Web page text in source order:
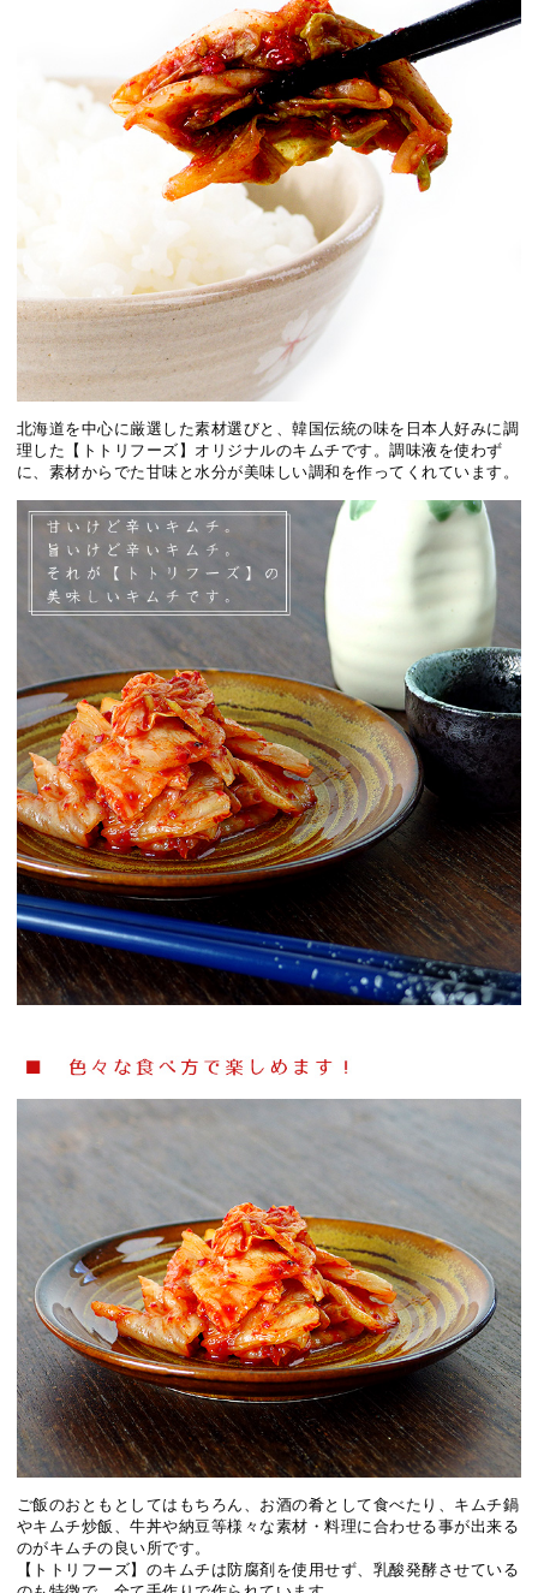
北海道を中心に厳選した素材選びと、韓国伝統の味を日本人好みに調
理した【トトリフーズ】オリジナルのキムチです。調味液を使わず
に、素材からでた甘味と水分が美味しい調和を作ってくれています。
ご飯のおともとしてはもちろん、お酒の肴として食べたり、キムチ鍋
やキムチ炒飯、牛丼や納豆等様々な素材・料理に合わせる事が出来る
のがキムチの良い所です。
【トトリフーズ】のキムチは防腐剤を使用せず、乳酸発酵させている